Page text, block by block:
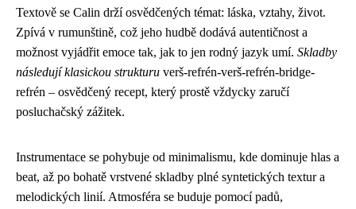
Textově se Calin drží osvědčených témat: láska, vztahy, život.
Zpívá v rumunštině, což jeho hudbě dodává autentičnost a
možnost vyjádřit emoce tak, jak to jen rodný jazyk umí. Skladby
následují klasickou strukturu verš-refrén-verš-refrén-bridge-
refrén – osvědčený recept, který prostě vždycky zaručí
posluchačský zážitek.
Instrumentace se pohybuje od minimalismu, kde dominuje hlas a
beat, až po bohatě vrstvené skladby plné syntetických textur a
melodických linií. Atmosféra se buduje pomocí padů,